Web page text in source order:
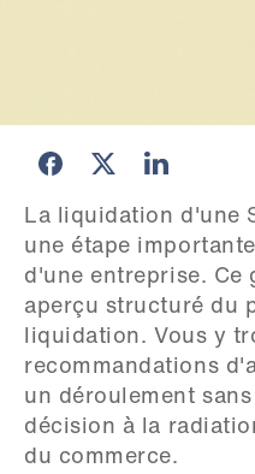
La liquidation d'une
une étape
d'une entreprise. Ce
aperçu structuré du
liquidation. Vous y
recommandations
un déroulement
décision à la
du commerce.